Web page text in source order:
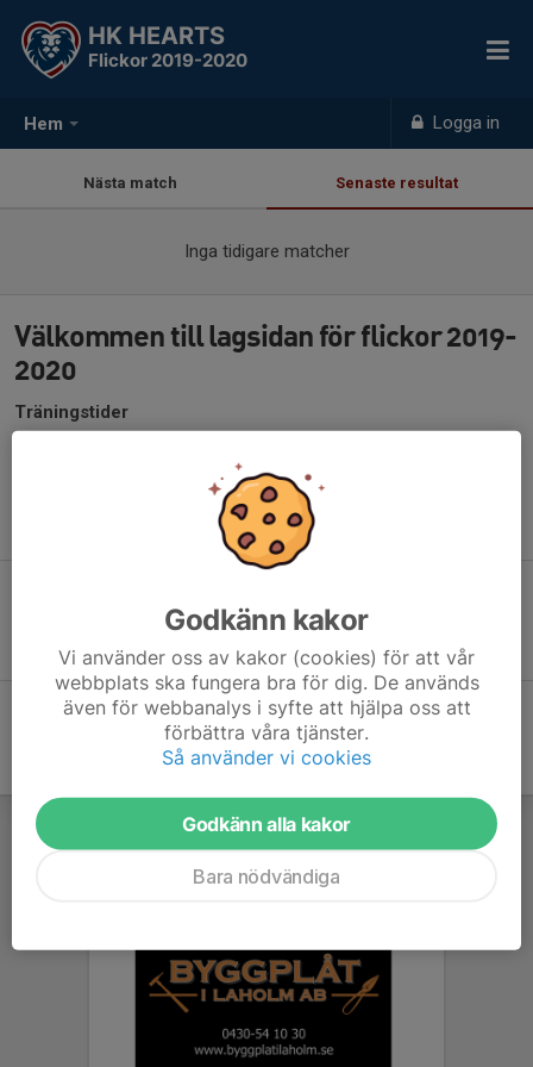
Hem Logga in
HK HEARTS
Flickor 2019-2020
Nästa match Senaste resultat
Inga tidigare matcher
Välkommen till lagsidan för flickor 2019-
2020
Träningstider
Söndagar 11.00-12.00 Andersbergshallen
Vill du börja spela med oss?
Gör en intresseanmälan här!
Godkänn kakor
Vi använder oss av kakor (cookies) för att vår
webbplats ska fungera bra för dig. De används
även för webbanalys i syfte att hjälpa oss att
förbättra våra tjänster.
Så använder vi cookies
Godkänn alla kakor
Bara nödvändiga